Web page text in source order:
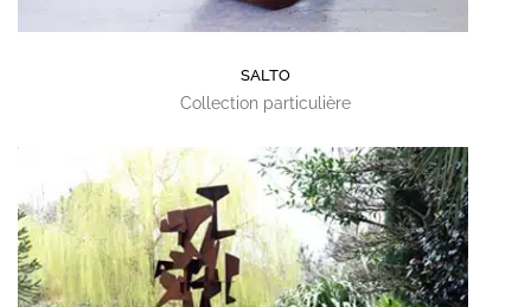
SALTO
Collection particulière